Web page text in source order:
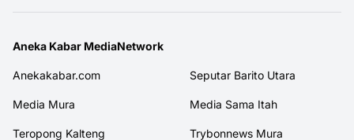
Aneka Kabar MediaNetwork
Anekakabar.com Seputar Barito Utara
Media Mura Media Sama Itah
Teropong Kalteng Trybonnews Mura